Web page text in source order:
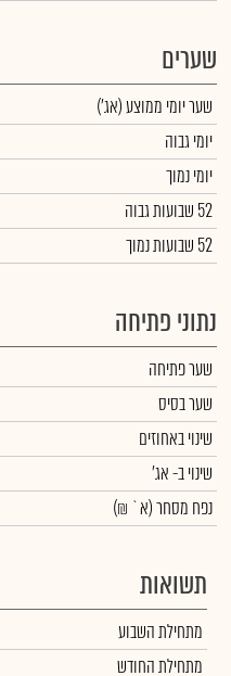
שערים
שער יומי ממוצע(אג')
יומי גבוה
יומי נמוך
52 שבועות גבוה
52 שבועות נמוך
נתוני פתיחה
שער פתיחה
שער בסיס
שינוי באחוזים
שינויב- אג'
נפח מסחר(א` ₪)
תשואות
מתחילת השבוע
מתחילת החודש